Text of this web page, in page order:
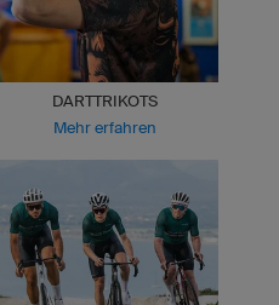
DARTTRIKOTS
Mehr erfahren